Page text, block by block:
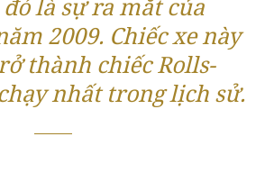
2009. Chiếc xe này
thành chiếc Rolls-
nhất trong lịch sử.